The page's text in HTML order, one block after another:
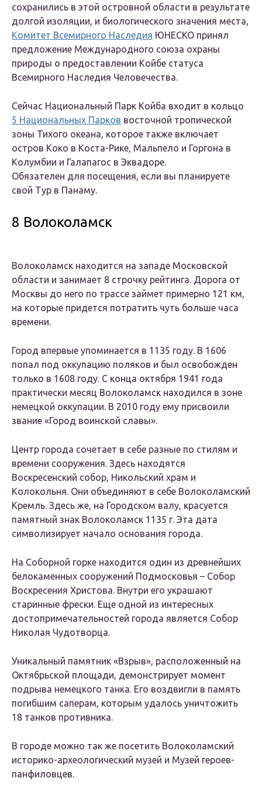
сохранились в этой островной области в результате
долгой изоляции, и биологического значения места,
Комитет Всемирного Наследия ЮНЕСКО принял
предложение Международного союза охраны
природы о предоставлении Койбе статуса
Всемирного Наследия Человечества.
Сейчас Национальный Парк Койба входит в кольцо
5 Национальных Парков восточной тропической
зоны Тихого океана, которое также включает
остров Коко в Коста-Рике, Мальпело и Горгона в
Колумбии и Галапагос в Эквадоре.
Обязателен для посещения, если вы планируете
свой Тур в Панаму.
8 Волоколамск
Волоколамск находится на западе Московской
области и занимает 8 строчку рейтинга. Дорога от
Москвы до него по трассе займет примерно 121 км,
на которые придется потратить чуть больше часа
времени.
Город впервые упоминается в 1135 году. В 1606
попал под оккупацию поляков и был освобожден
только в 1608 году. С конца октября 1941 года
практически месяц Волоколамск находился в зоне
немецкой оккупации. В 2010 году ему присвоили
звание «Город воинской славы».
Центр города сочетает в себе разные по стилям и
времени сооружения. Здесь находятся
Воскресенский собор, Никольский храм и
Колокольня. Они объединяют в себе Волоколамский
Кремль. Здесь же, на Городском валу, красуется
памятный знак Волоколамск 1135 г. Эта дата
символизирует начало основания города.
На Соборной горке находится один из древнейших
белокаменных сооружений Подмосковья – Собор
Воскресения Христова. Внутри его украшают
старинные фрески. Еще одной из интересных
достопримечательностей города является Собор
Николая Чудотворца.
Уникальный памятник «Взрыв», расположенный на
Октябрьской площади, демонстрирует момент
подрыва немецкого танка. Его воздвигли в память
погибшим саперам, которым удалось уничтожить
18 танков противника.
В городе можно так же посетить Волоколамский
историко-археологический музей и Музей героев-
панфиловцев.